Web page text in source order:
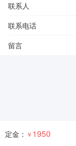
联系人
联系电话
留言
定金： ￥ 1950